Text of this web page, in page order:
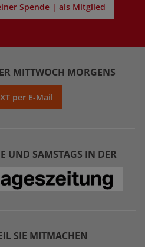
Spende | als Mitglied
MITTWOCH MORGENS
per E-Mail
UND SAMSTAGS IN DER
SIE MITMACHEN